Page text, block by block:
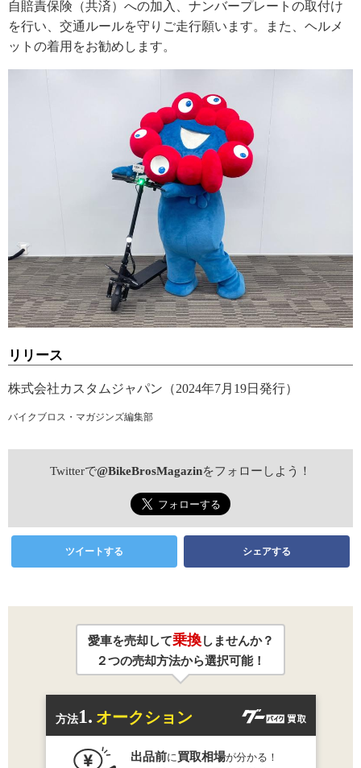
自賠責保険（共済）への加入、ナンバープレートの取付け
を行い、交通ルールを守りご走行願います。また、ヘルメ
ットの着用をお勧めします。
リリース
株式会社カスタムジャパン（2024年7月19日発行）
バイクブロス・マガジンズ編集部
Twitterで@BikeBrosMagazinをフォローしよう！
ツイートする シェアする
愛車を売却して乗換しませんか？
２つの売却方法から選択可能！
方法1. オークション
出品前に 買取相場が分かる！